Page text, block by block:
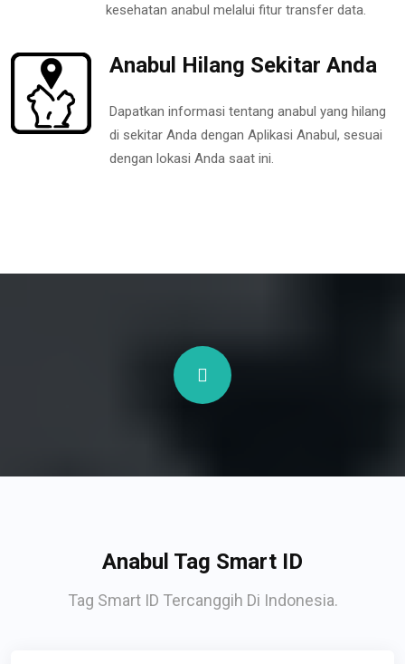
kesehatan anabul melalui fitur transfer data.
Anabul Hilang Sekitar Anda
Dapatkan informasi tentang anabul yang hilang
di sekitar Anda dengan Aplikasi Anabul, sesuai
dengan lokasi Anda saat ini.
Anabul Tag Smart ID
Tag Smart ID Tercanggih Di Indonesia.